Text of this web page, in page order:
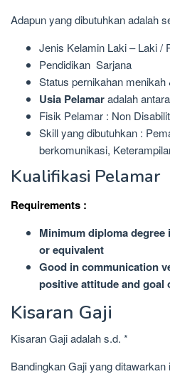
Adapun yang dibutuhkan adalah
Jenis Kelamin Laki – Laki /
Pendidikan Sarjana
Status pernikahan menikah
Usia Pelamaradalah
Fisik Pelamar : Non
Skill yang dibutuhkan :
berkomunikasi,
Kualifikasi Pelamar
Requirements :
Minimum diploma
or equivalent
Good in communication
positive attitude and goal
Kisaran Gaji
Kisaran Gaji adalah s.d. *
Bandingkan Gaji yang